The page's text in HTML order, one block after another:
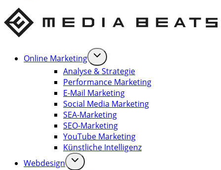
Online Marketing
Analyse & Strategie
Performance Marketing
E-Mail Marketing
Social Media Marketing
SEA-Marketing
SEO-Marketing
YouTube Marketing
Künstliche Intelligenz
Webdesign